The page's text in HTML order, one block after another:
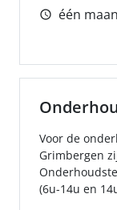
één
Voor de
Grimbergen
(6u-14u en